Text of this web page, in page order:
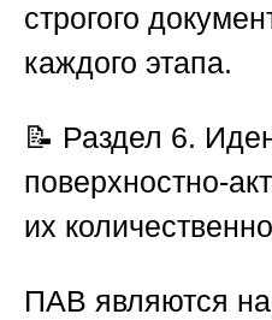
строгого
каждого этапа.
📝 Раздел 6.
поверхностно-
их
ПАВ являются